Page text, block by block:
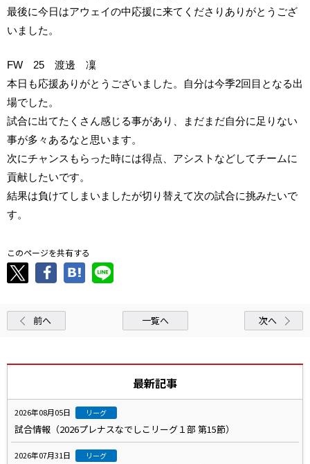
最後に今日はアウェイの中応援に来てくださりありがとうござ
いました。
FW 25 渡邊 凜
本日も応援ありがとうございました。自分は今季2回目となる出
場でした。
試合に出てたくさん感じる事があり、まだまだ自分に足りない
事が多々あるなと思います。
次にチャンスもらった時には得点、アシストなどしてチームに
貢献したいです。
結果は負けてしまいましたが切り替えて次の試合に挑みたいで
す。
このページを共有する
前へ 一覧へ 次へ
最新記事
2026年08月05日 リーグ
試合情報（2026プレナスなでしこリーグ１部 第15節）
2026年07月31日 リーグ